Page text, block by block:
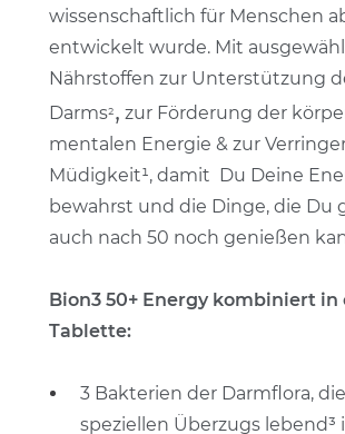
wissenschaftlich für Menschen
entwickelt wurde. Mit
Nährstoffen zur Unterstützung
Darms², zur Förderung der
mentalen Energie & zur
Müdigkeit¹, damit Du Deine
bewahrst und die Dinge, die Du
auch nach 50 noch genießen
Bion3 50+ Energy kombiniert in
Tablette:
3 Bakterien der Darmflora,
speziellen Überzugs lebend³